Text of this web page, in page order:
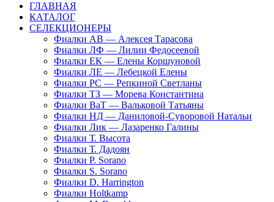
ГЛАВНАЯ
КАТАЛОГ
СЕЛЕКЦИОНЕРЫ
Фиалки АВ — Алексея Тарасова
Фиалки ЛФ — Лилии Федосеевой
Фиалки ЕК — Елены Коршуновой
Фиалки ЛЕ — Лебецкой Елены
Фиалки РС — Репкиной Светланы
Фиалки ТЗ — Морева Константина
Фиалки ВаТ — Вальковой Татьяны
Фиалки НД — Даниловой-Суворовой Натальи
Фиалки Лик — Лазаренко Галины
Фиалки Т. Высота
Фиалки Т. Дадоян
Фиалки P. Sorano
Фиалки S. Sorano
Фиалки D. Harrington
Фиалки Holtkamp